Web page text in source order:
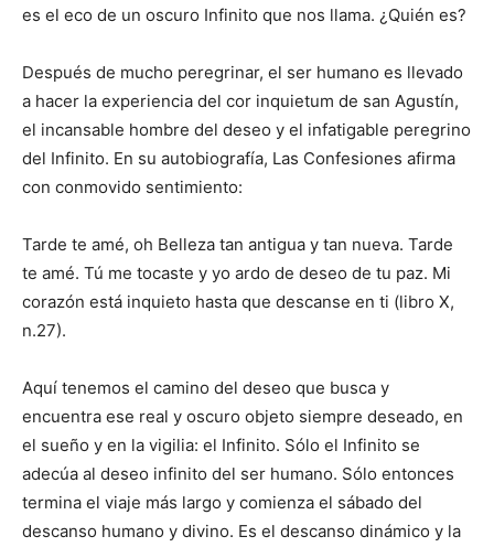
es el eco de un oscuro Infinito que nos llama. ¿Quién es?
Después de mucho peregrinar, el ser humano es llevado
a hacer la experiencia del cor inquietum de san Agustín,
el incansable hombre del deseo y el infatigable peregrino
del Infinito. En su autobiografía, Las Confesiones afirma
con conmovido sentimiento:
Tarde te amé, oh Belleza tan antigua y tan nueva. Tarde
te amé. Tú me tocaste y yo ardo de deseo de tu paz. Mi
corazón está inquieto hasta que descanse en ti (libro X,
n.27).
Aquí tenemos el camino del deseo que busca y
encuentra ese real y oscuro objeto siempre deseado, en
el sueño y en la vigilia: el Infinito. Sólo el Infinito se
adecúa al deseo infinito del ser humano. Sólo entonces
termina el viaje más largo y comienza el sábado del
descanso humano y divino. Es el descanso dinámico y la